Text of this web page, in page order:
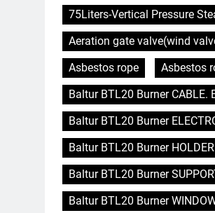
75Liters-Vertical Pressure
Aeration gate valve(wind
Asbestos rope
Asbestos
Baltur BTL20 Burner CABLE.
Baltur BTL20 Burner
Baltur BTL20 Burner
Baltur BTL20 Burner
Baltur BTL20 Burner